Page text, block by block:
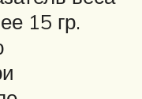
15 гр.